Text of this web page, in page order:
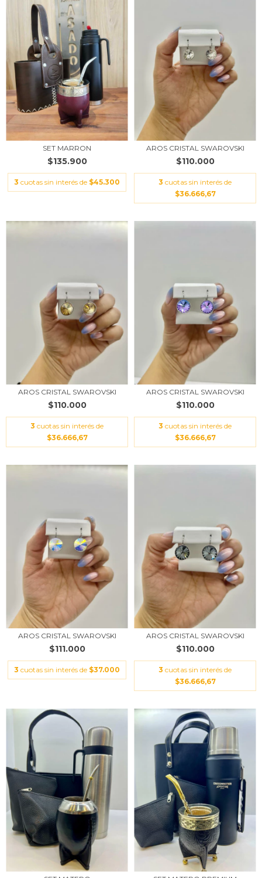
SET MARRON
$135.900
3 cuotas sin interés de $45.300
AROS CRISTAL SWAROVSKI
$110.000
3 cuotas sin interés de
$36.666,67
AROS CRISTAL SWAROVSKI
$110.000
3 cuotas sin interés de
$36.666,67
AROS CRISTAL SWAROVSKI
$110.000
3 cuotas sin interés de
$36.666,67
AROS CRISTAL SWAROVSKI
$111.000
3 cuotas sin interés de $37.000
AROS CRISTAL SWAROVSKI
$110.000
3 cuotas sin interés de
$36.666,67